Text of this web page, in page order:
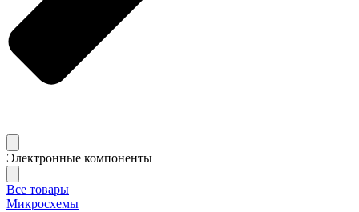
Электронные компоненты
Все товары
Микросхемы